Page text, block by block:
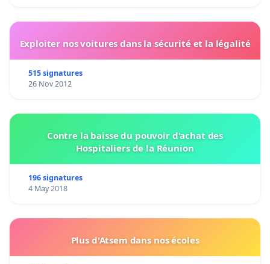
Exploiter nos voitures dans la sécurité et la légalité
515 signatures
26 Nov 2012
Contre la baisse du pouvoir d'achat des
Hospitaliers de la Réunion
196 signatures
4 May 2018
Plus d'Atsem dans nos écoles